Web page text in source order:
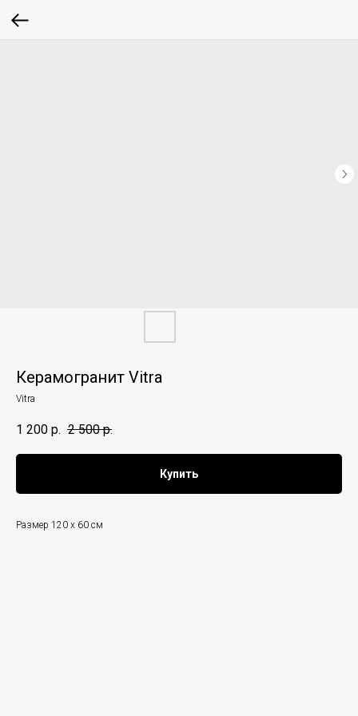
Керамогранит Vitra
Vitra
1 200 р. 2 500 р.
Купить
Размер 120 x 60 см